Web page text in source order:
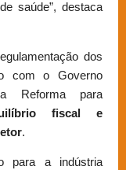
saúde”, destaca
dos
com o Governo
Reforma para
fiscal e
.
para a indústria